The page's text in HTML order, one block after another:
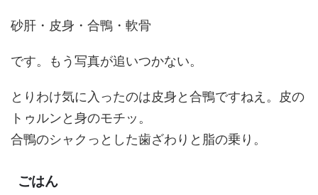
砂肝・皮身・合鴨・軟骨
です。もう写真が追いつかない。
とりわけ気に入ったのは皮身と合鴨ですねえ。皮の
トゥルンと身のモチッ。
合鴨のシャクっとした歯ざわりと脂の乗り。
ごはん